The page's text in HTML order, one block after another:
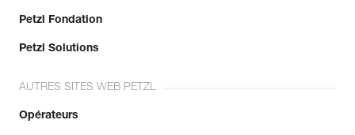
Petzl Fondation
Petzl Solutions
AUTRES SITES WEB PETZL
Opérateurs